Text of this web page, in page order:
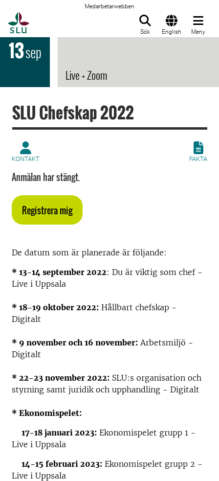
Medarbetarwebben
Sök English Meny
13sep
Live + Zoom
SLU Chefskap 2022
KONTAKT FAKTA
Anmälan har stängt.
Registrera mig
De datum som är planerade är följande:
* 13-14 september 2022: Du är viktig som chef -
Live i Uppsala
* 18-19 oktober 2022: Hållbart chefskap -
Digitalt
* 9 november och 16 november: Arbetsmiljö -
Digitalt
* 22-23 november 2022: SLU:s organisation och
styrning samt juridik och upphandling - Digitalt
* Ekonomispelet:
17-18 januari 2023: Ekonomispelet grupp 1 -
Live i Uppsala
14-15 februari 2023: Ekonomispelet grupp 2 -
Live i Uppsala